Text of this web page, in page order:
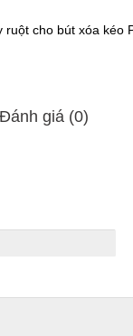
cho bút xóa kéo
giá (0)